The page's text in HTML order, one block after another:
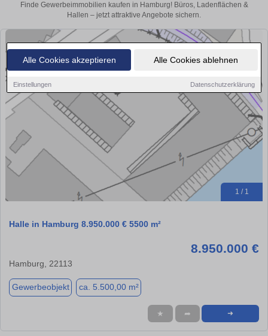
Alle Cookies akzeptieren Alle Cookies ablehnen
Einstellungen Datenschutzerklärung
Finde Gewerbeimmobilien kaufen in Hamburg! Büros, Ladenflächen &
Hallen – jetzt attraktive Angebote sichern.
1 / 1
Halle in Hamburg 8.950.000 € 5500 m²
8.950.000 €
Hamburg, 22113
Gewerbeobjekt ca. 5.500,00 m²
★ ➦ ➜